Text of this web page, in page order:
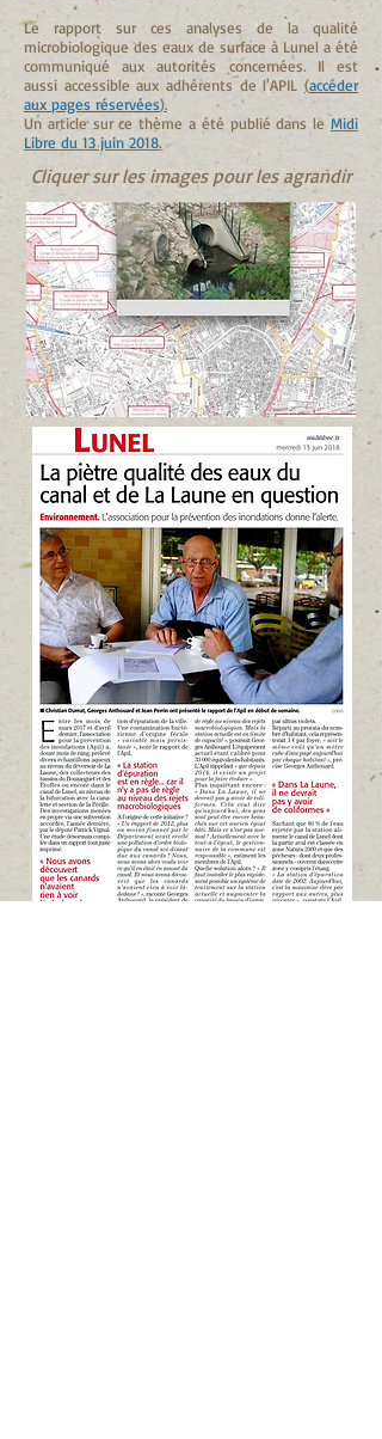
Le rapport sur ces analyses de la qualité
microbiologique des eaux de surface à Lunel a été
communiqué aux autorités concernées. Il est
aussi accessible aux adhérents de l'APIL (accéder
aux pages réservées).
Un article sur ce thème a été publié dans le Midi
Libre du 13 juin 2018.
Cliquer sur les images pour les agrandir